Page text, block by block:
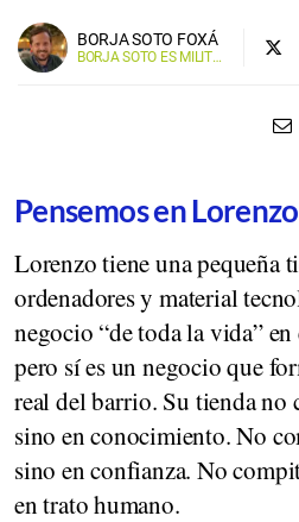
BORJA SOTO FOXÁ
BORJA SOTO ES MILITANTE DE LA FORMACIÓN POLÍTICA CREE
Pensemos en Lorenzo
Lorenzo tiene una pequeña
ordenadores y material
negocio “de toda la vida”
pero sí es un negocio que
real del barrio. Su tienda no
sino en conocimiento. No
sino en confianza. No
en trato humano.